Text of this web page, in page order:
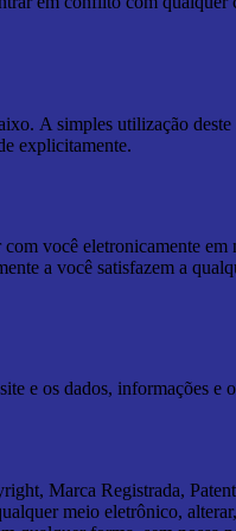
A simples utilização
explicitamente.
você eletronicamente em
a você satisfazem a
e os dados, informações e
Marca Registrada,
meio eletrônico,